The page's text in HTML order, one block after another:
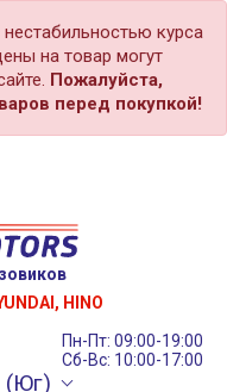
курса
на товар могут
Пожалуйста,
перед покупкой!
HINO
Пн-Пт: 09:00-19:00
Сб-Вс: 10:00-17:00
(Юг)